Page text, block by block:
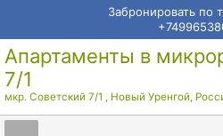
Забронировать по
Апартаменты в
7/1
мкр. Советский 7/1 , Новый Уренгой,